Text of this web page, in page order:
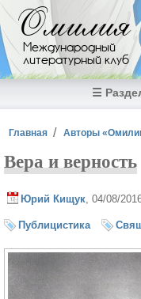
Перейти к основному
Омилия
Международный
литературный клуб
☰
Вы здесь
Главная Авторы
Вера и верность
Юрий Кищук , 04/08/
Публицистика